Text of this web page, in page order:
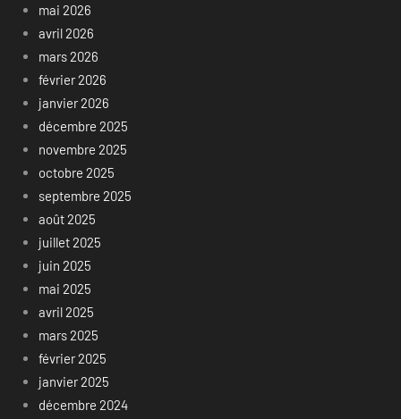
mai 2026
avril 2026
mars 2026
février 2026
janvier 2026
décembre 2025
novembre 2025
octobre 2025
septembre 2025
août 2025
juillet 2025
juin 2025
mai 2025
avril 2025
mars 2025
février 2025
janvier 2025
décembre 2024